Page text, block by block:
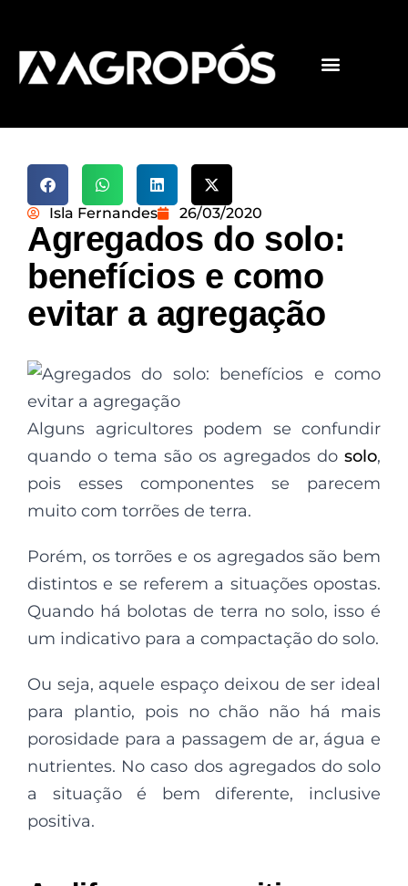
Isla Fernandes 26/03/2020
Agregados do solo:
benefícios e como
evitar a agregação
Alguns agricultores podem se confundir
quando o tema são os agregados do solo,
pois esses componentes se parecem
muito com torrões de terra.
Porém, os torrões e os agregados são bem
distintos e se referem a situações opostas.
Quando há bolotas de terra no solo, isso é
um indicativo para a compactação do solo.
Ou seja, aquele espaço deixou de ser ideal
para plantio, pois no chão não há mais
porosidade para a passagem de ar, água e
nutrientes. No caso dos agregados do solo
a situação é bem diferente, inclusive
positiva.